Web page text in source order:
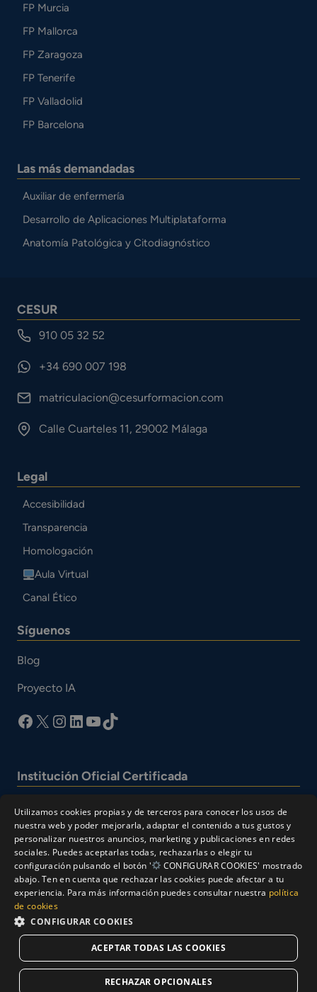
FP Murcia
FP Mallorca
FP Zaragoza
FP Tenerife
FP Valladolid
FP Barcelona
Las más demandadas
Auxiliar de enfermería
Desarrollo de Aplicaciones Multiplataforma
Anatomía Patológica y Citodiagnóstico
CESUR
910 05 32 52
+34 690 007 198
matriculacion@cesurformacion.com
Calle Cuarteles 11, 29002 Málaga
Legal
Accesibilidad
Transparencia
Homologación
Aula Virtual
Canal Ético
Síguenos
Blog
Proyecto IA
facebook
X Instagram
LinkedIn
YouTube
TikTok
Institución Oficial Certificada
Aviso Legal
Política de Cookies
Solicitar Información
Utilizamos cookies propias y de terceros para conocer los usos de
nuestra web y poder mejorarla, adaptar el contenido a tus gustos y
personalizar nuestros anuncios, marketing y publicaciones en redes
sociales. Puedes aceptarlas todas, rechazarlas o elegir tu
configuración pulsando el botón '
CONFIGURAR COOKIES' mostrado
abajo. Ten en cuenta que rechazar las cookies puede afectar a tu
experiencia. Para más información puedes consultar nuestra política
de cookies
CONFIGURAR COOKIES
ACEPTAR TODAS LAS COOKIES
RECHAZAR OPCIONALES